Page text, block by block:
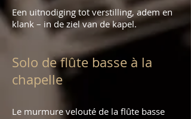
Een uitnodiging tot verstilling, adem en
klank – in de ziel van de kapel.
Solo de flûte basse à la
chapelle
Le murmure velouté de la flûte basse